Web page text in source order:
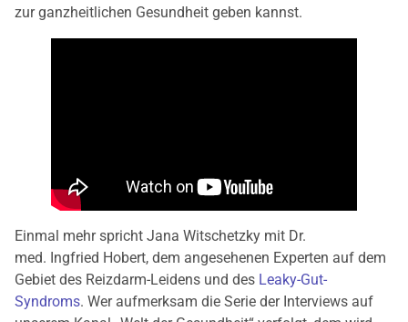
zur ganzheitlichen Gesundheit geben kannst.
Einmal mehr spricht Jana Witschetzky mit Dr.
med. Ingfried Hobert, dem angesehenen Experten auf dem
Gebiet des Reizdarm-Leidens und des Leaky-Gut-
Syndroms. Wer aufmerksam die Serie der Interviews auf